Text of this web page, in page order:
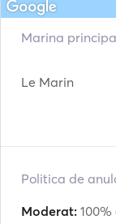
AIS /
Apărători
and Les Saintes,
Marina
Le Marin
Politica de
Moderat: 100%